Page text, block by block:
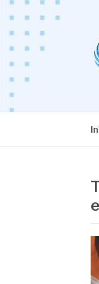
Pular
para
conteúdo